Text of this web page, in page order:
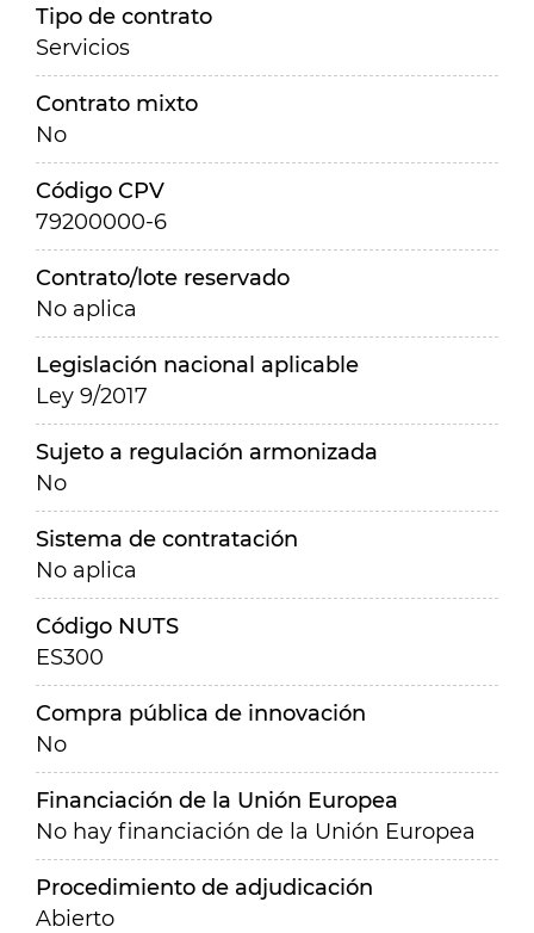
Tipo de contrato
Servicios
Contrato mixto
No
Código CPV
79200000-6
Contrato/lote reservado
No aplica
Legislación nacional aplicable
Ley 9/2017
Sujeto a regulación armonizada
No
Sistema de contratación
No aplica
Código NUTS
ES300
Compra pública de innovación
No
Financiación de la Unión Europea
No hay financiación de la Unión Europea
Procedimiento de adjudicación
Abierto